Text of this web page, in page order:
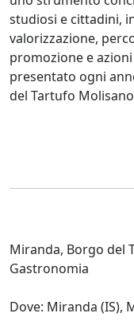
studiosi e cittadini,
valorizzazione,
promozione e
presentato ogni
del Tartufo
Miranda, Borgo del
Gastronomia
Dove: Miranda (IS),